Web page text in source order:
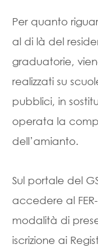
Per quanto
al di là del
graduatorie,
realizzati su
pubblici, in
operata la
dell’amianto.
Sul portale del
accedere al
modalità di
iscrizione ai